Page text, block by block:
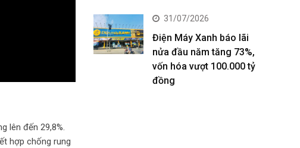
lên đến 29,8%.
hợp chống rung
31/07/2026
Điện Máy Xanh báo lãi
nửa đầu năm tăng 73%,
vốn hóa vượt 100.000 tỷ
đồng